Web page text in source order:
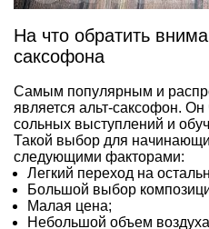
На что обратить
саксофона
Самым популярным и
является альт-саксофон.
сольных выступлений и
Такой выбор для
следующими факторами:
Легкий переход на
Большой выбор
Малая цена;
Небольшой объем